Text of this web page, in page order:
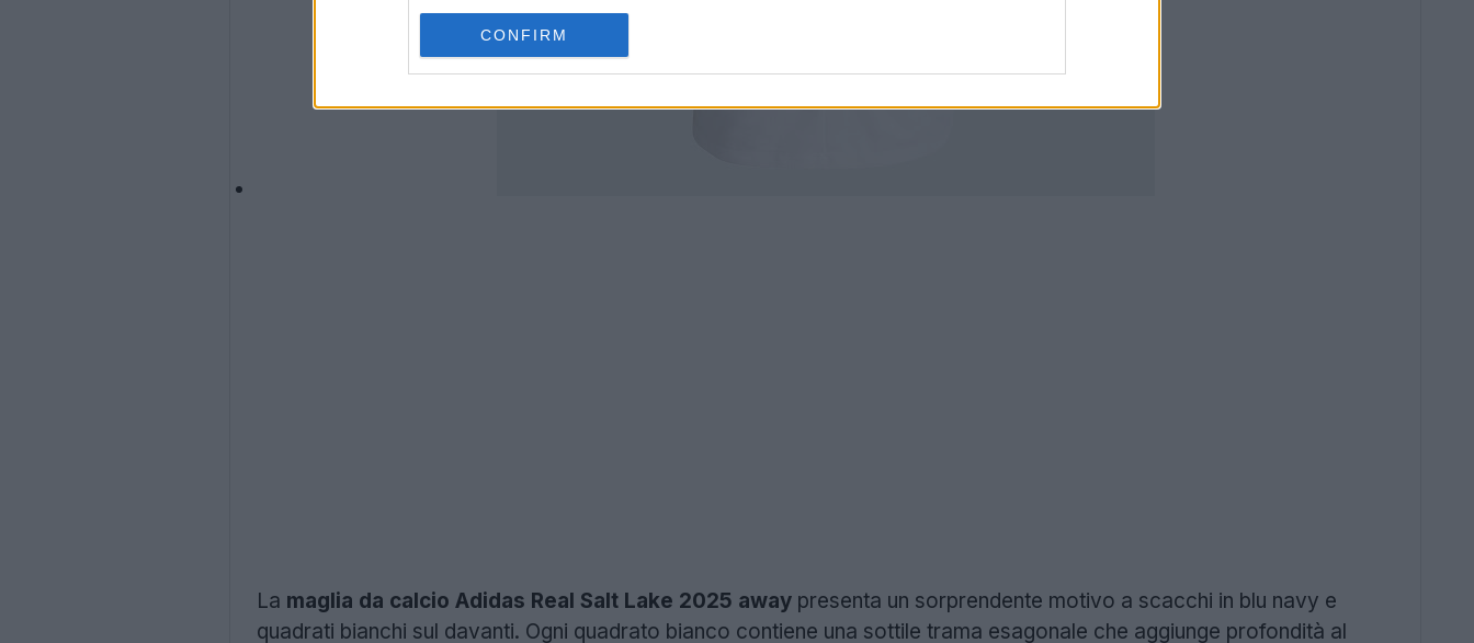
CONFIRM
La maglia da calcio Adidas Real Salt Lake 2025 away presenta un sorprendente motivo a scacchi in blu navy e
quadrati bianchi sul davanti. Ogni quadrato bianco contiene una sottile trama esagonale che aggiunge profondità al